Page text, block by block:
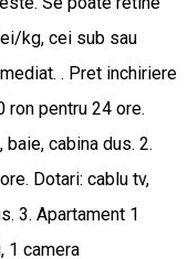
kg, cei sub sau
. Pret inchiriere
ron pentru 24 ore.
baie, cabina dus. 2.
Dotari: cablu tv,
3. Apartament 1
1 camera